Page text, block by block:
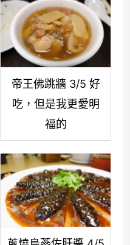
帝王佛跳牆 3/5 好
吃，但是我更愛明
福的